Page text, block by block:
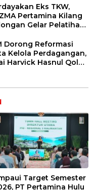
PropyleneEks TKW,
Pertamina Kilang
Gelar Pelatihan
Desa
Dorong Reformasi
Kelola Perdagangan,
Harvick Hasnul Qolbi
Target Semester
PT Pertamina Hulu